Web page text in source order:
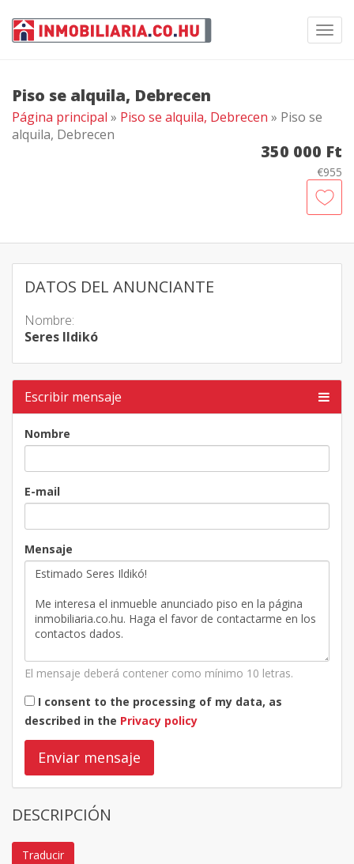
Piso se alquila, Debrecen
Página principal » Piso se alquila, Debrecen » Piso se
alquila, Debrecen
350 000 Ft
€955
DATOS DEL ANUNCIANTE
Nombre:
Seres Ildikó
Escribir mensaje
Nombre
E-mail
Mensaje
El mensaje deberá contener como mínimo 10 letras.
I consent to the processing of my data, as
described in the Privacy policy
Enviar mensaje
DESCRIPCIÓN
Traducir